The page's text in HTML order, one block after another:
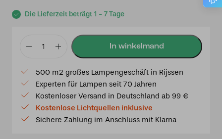
Die Lieferzeit beträgt 1 - 7 Tage
war:
€ 665,00
ist:
€ 589,95.
Tiffany
Zug
100×9×20
cm
–
Rot-
500 m2 großes Lampengeschäft in Rijssen
Experten für Lampen seit 70 Jahren
Kostenloser Versand in Deutschland ab 99 €
Kostenlose Lichtquellen inklusive
Sichere Zahlung im Anschluss mit Klarna